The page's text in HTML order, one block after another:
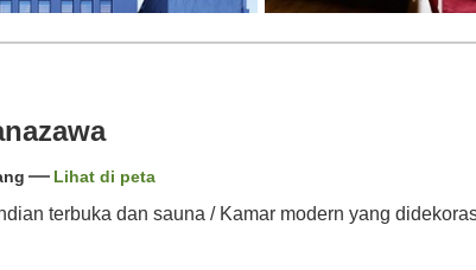
Lihat di peta
terbuka dan sauna / Kamar modern yang